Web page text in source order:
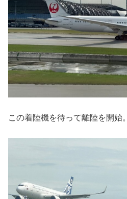
この着陸機を待って離陸を開始。